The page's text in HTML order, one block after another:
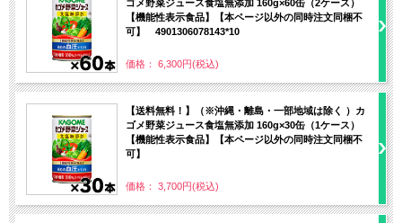
ゴメ野菜ジュース食塩無添加 160g×60缶（2ケース）
【機能性表示食品】【本ページ以外の同時注文同梱不
可】 4901306078143*10
価格： 6,300円(税込)
【送料無料！】（※沖縄・離島・一部地域は除く ）カ
ゴメ野菜ジュース食塩無添加 160g×30缶（1ケース）
【機能性表示食品】【本ページ以外の同時注文同梱不
可】
価格： 3,700円(税込)